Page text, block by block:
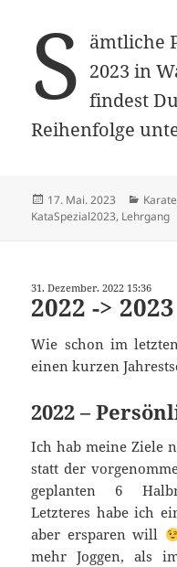
S ämtliche
2023 in
findest
Reihenfolge
Veröffentlicht
am
17. Mai. 2023 Karate
KataSpezial2023, Lehrgang
31. Dezember. 2022 15:36
2022 -> 2023
Wie schon im
einen kurzen
2022 –
Ich hab meine Ziele
statt der
geplanten 6
Letzteres habe ich
aber ersparen will
mehr Joggen, als